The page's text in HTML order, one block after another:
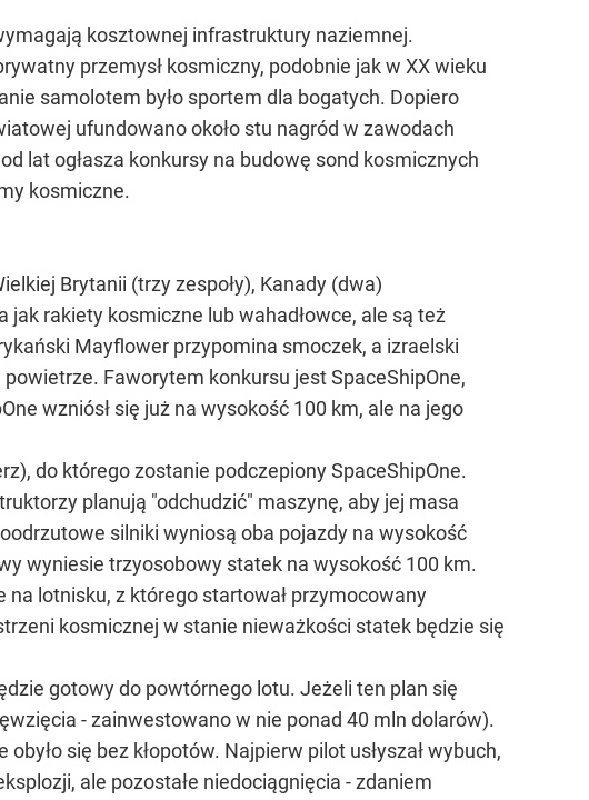
kosztownej infrastruktury naziemnej.
przemysł kosmiczny, podobnie jak w XX wieku
samolotem było sportem dla bogatych. Dopiero
ufundowano około stu nagród w zawodach
lat ogłasza konkursy na budowę sond kosmicznych
kosmiczne.
Brytanii (trzy zespoły), Kanady (dwa)
rakiety kosmiczne lub wahadłowce, ale są też
Mayflower przypomina smoczek, a izraelski
Faworytem konkursu jest SpaceShipOne,
wzniósł się już na wysokość 100 km, ale na jego
do którego zostanie podczepiony SpaceShipOne.
planują "odchudzić" maszynę, aby jej masa
silniki wyniosą oba pojazdy na wysokość
wyniesie trzyosobowy statek na wysokość 100 km.
na lotnisku, z którego startował przymocowany
kosmicznej w stanie nieważkości statek będzie się
gotowy do powtórnego lotu. Jeżeli ten plan się
- zainwestowano w nie ponad 40 mln dolarów).
się bez kłopotów. Najpierw pilot usłyszał wybuch,
ale pozostałe niedociągnięcia - zdaniem